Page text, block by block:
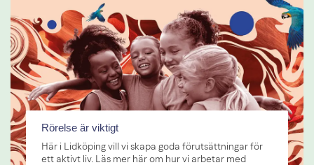
Rörelse är viktigt
Här i Lidköping vill vi skapa goda förutsättningar för
ett aktivt liv. Läs mer här om hur vi arbetar med